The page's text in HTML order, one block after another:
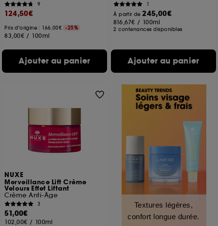
9
124,50€
Prix d'origine : 166,00€ -25%
83,00€ / 100ml
Ajouter au panier
1
À partir de245,00€
816,67€ / 100ml
2 contenances disponibles
Ajouter au panier
NUXE
Merveillance Lift Crème
Velours Effet Liftant
Crème Anti-Âge
3
51,00€
102,00€ / 100ml
Textures légères,
confort longue durée.